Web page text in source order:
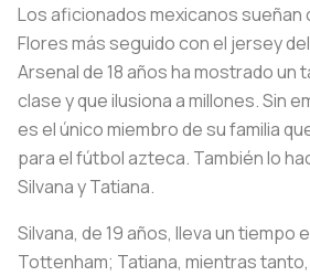
Los aficionados mexicanos sueñan
Flores más seguido con el jersey
Arsenal de 18 años ha mostrado un
clase y que ilusiona a millones. Sin
es el único miembro de su familia
para el fútbol azteca. También lo
Silvana y Tatiana.
Silvana, de 19 años, lleva un tiempo
Tottenham; Tatiana, mientras